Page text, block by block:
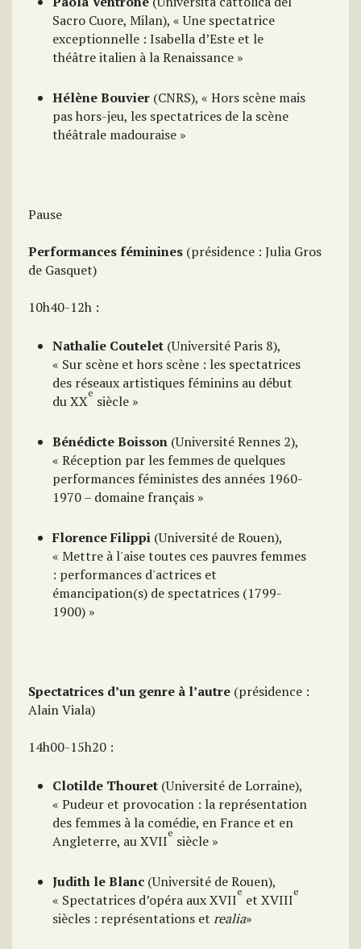
Sacro Cuore, Milan), « Une spectatrice
exceptionnelle : Isabella d’Este et le
théâtre italien à la Renaissance »
Hélène Bouvier (CNRS), « Hors scène mais
pas hors-jeu, les spectatrices de la scène
théâtrale madouraise »
Pause
Performances féminines (présidence : Julia Gros
de Gasquet)
10h40-12h :
Nathalie Coutelet (Université Paris 8),
« Sur scène et hors scène : les spectatrices
des réseaux artistiques féminins au début
du XXe siècle »
Bénédicte Boisson (Université Rennes 2),
« Réception par les femmes de quelques
performances féministes des années 1960-
1970 – domaine français »
Florence Filippi (Université de Rouen),
« Mettre à l'aise toutes ces pauvres femmes
: performances d'actrices et
émancipation(s) de spectatrices (1799-
1900) »
Spectatrices d’un genre à l’autre (présidence :
Alain Viala)
14h00-15h20 :
Clotilde Thouret (Université de Lorraine),
« Pudeur et provocation : la représentation
des femmes à la comédie, en France et en
Angleterre, au XVIIe siècle »
Judith le Blanc (Université de Rouen),
« Spectatrices d’opéra aux XVIIe et XVIIIe
siècles : représentations et realia»